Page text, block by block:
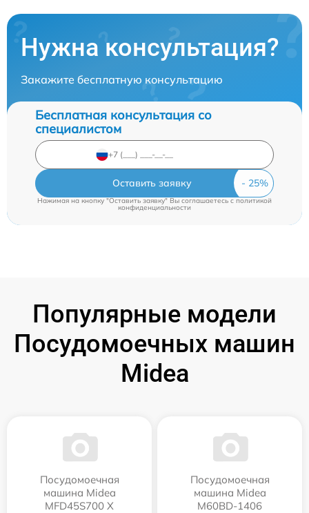
Нужна консультация?
Закажите бесплатную консультацию
Бесплатная консультация со
специалистом
Оставить заявку
Нажимая на кнопку "Оставить заявку" Вы соглашаетесь cполитикой
конфиденциальности
Популярные модели
Посудомоечных машин
Midea
Посудомоечная
машина Midea
MFD45S700 X
Посудомоечная
машина Midea
M60BD-1406